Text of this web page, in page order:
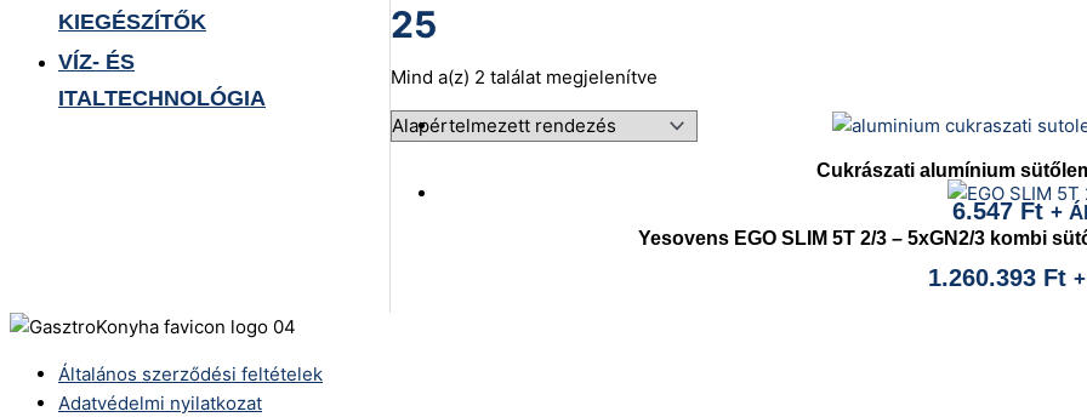
KIEGÉSZÍTŐK
VÍZ- ÉS
ITALTECHNOLÓGIA
25
Mind a(z) 2 találat megjelenítve
Cukrászati alumínium
6.547 Ft +
Yesovens EGO SLIM 5T 2/3 – 5xGN2/3 kombi
1.260.393 Ft
Általános szerződési feltételek
Adatvédelmi nyilatkozat